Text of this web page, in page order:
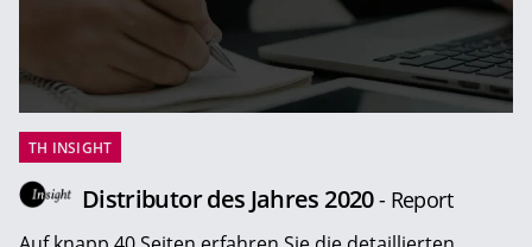
TH INSIGHT
Distributor des Jahres 2020- Report